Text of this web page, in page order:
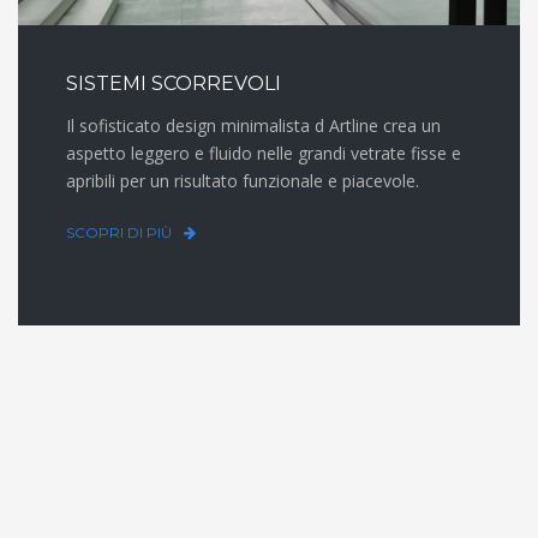
SISTEMI SCORREVOLI
Il sofisticato design minimalista d Artline crea un
aspetto leggero e fluido nelle grandi vetrate fisse e
apribili per un risultato funzionale e piacevole.
SCOPRI DI PIÙ